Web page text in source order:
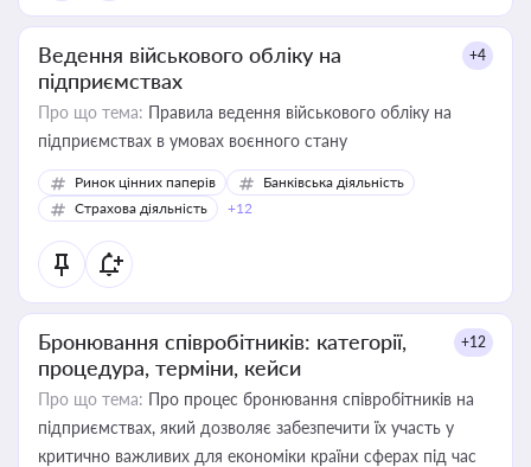
Ведення військового обліку на
підприємствах
+4
Про що тема: Правила ведення військового обліку на
підприємствах в умовах воєнного стану
Ринок цінних паперів
Банківська діяльність
Страхова діяльність
+12
Бронювання співробітників: категорії,
процедура, терміни, кейси
+12
Про що тема: Про процес бронювання співробітників на
підприємствах, який дозволяє забезпечити їх участь у
критично важливих для економіки країни сферах під час